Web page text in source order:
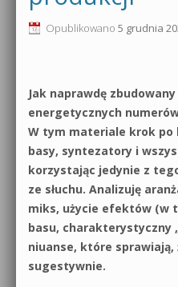
Produkcja muzyczna od
Sound Forge od podstaw
Dubstep z syntezatorem
Kontakt 5 Kompendium
Pakiety
0dB.pl - informacje
Materiały dla mediów
Archiwum aktualności
Polityka prywatności
Regulamin
Działanie sklepu
Wyszukiwanie
Opublikowano 5 grudnia
Jak naprawdę
energetycznych numerów
W tym materiale krok
basy, syntezatory i
korzystając jedynie z
ze słuchu. Analizuję
miks, użycie efektów (w
basu, charakterystyczny
niuanse, które
sugestywnie.